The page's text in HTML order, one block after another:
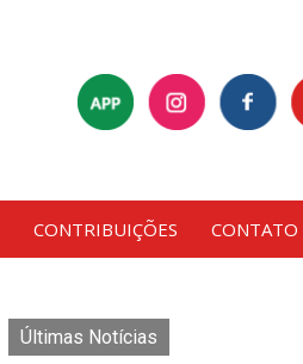
CONTRIBUIÇÕES CONTATO
Últimas Notícias